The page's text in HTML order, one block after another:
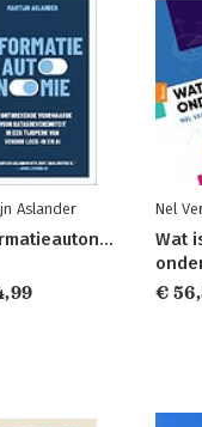
Aslander
Informatieautonomie
Nel
Wat
€